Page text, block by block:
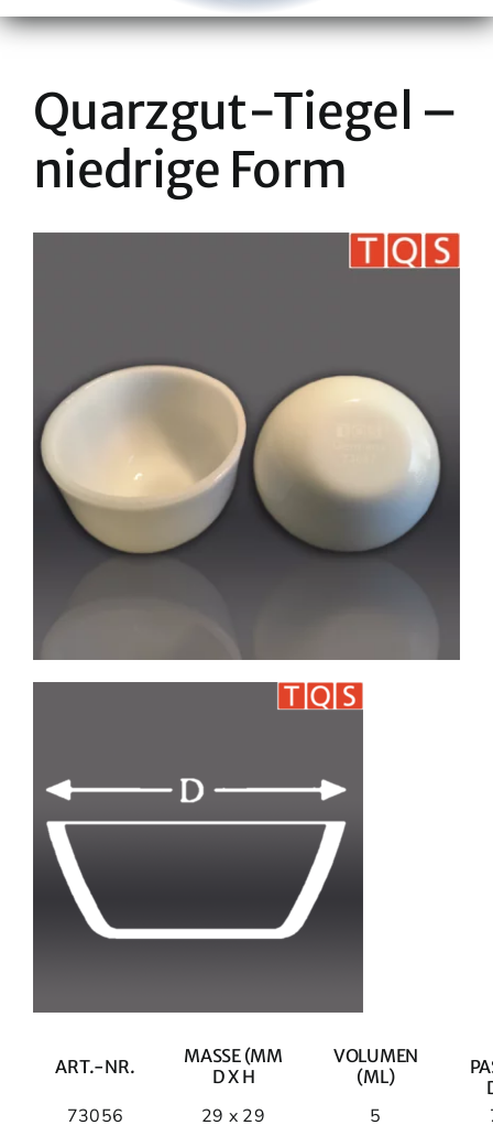
Quarzgut-Tiegel –
niedrige Form
ART.-NR.
MASSE (MM
D X H
VOLUMEN
(ML)
73056 29 x 29 5